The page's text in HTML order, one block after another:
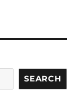
SEARCH